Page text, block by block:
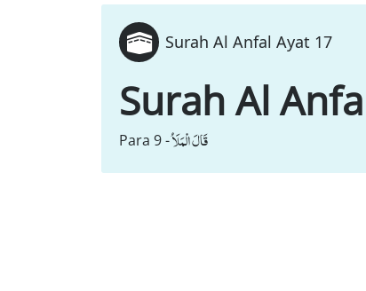
Surah Al Anfal Ayat 17
Surah Al
Para 9 -قَالَ الْمَلَاُ